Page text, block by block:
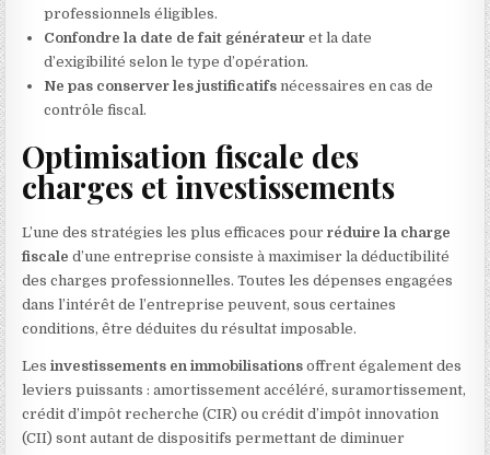
professionnels éligibles.
Confondre la date de fait générateur et la date
d’exigibilité selon le type d’opération.
Ne pas conserver les justificatifs nécessaires en cas de
contrôle fiscal.
Optimisation fiscale des
charges et investissements
L’une des stratégies les plus efficaces pourréduire la charge
fiscale d’une entreprise consiste à maximiser la déductibilité
des charges professionnelles. Toutes les dépenses engagées
dans l’intérêt de l’entreprise peuvent, sous certaines
conditions, être déduites du résultat imposable.
Lesinvestissements en immobilisations offrent également des
leviers puissants : amortissement accéléré, suramortissement,
crédit d’impôt recherche (CIR) ou crédit d’impôt innovation
(CII) sont autant de dispositifs permettant de diminuer